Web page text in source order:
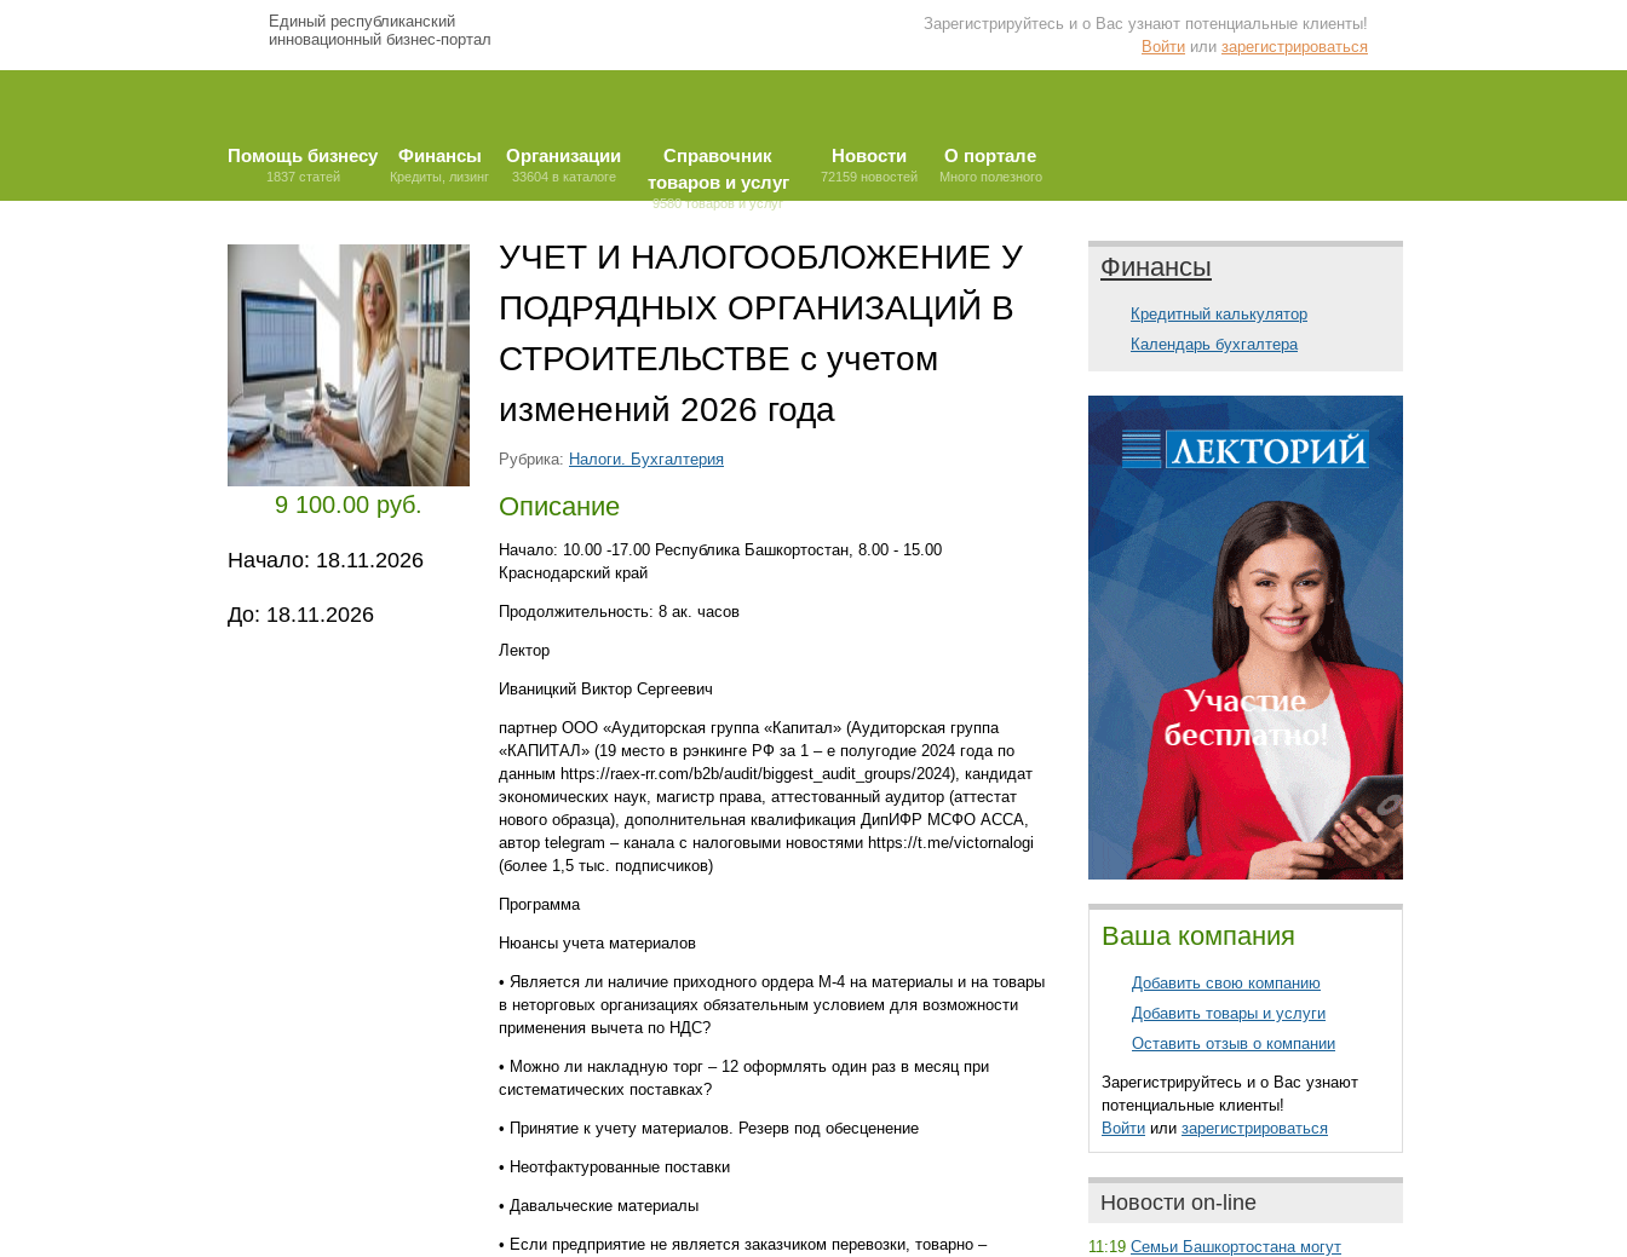
Единый республиканский
инновационный бизнес-портал
Зарегистрируйтесь и о Вас узнают потенциальные клиенты!
Войти или зарегистрироваться
Помощь бизнесу
1837 статей
Финансы
Кредиты, лизинг
Организации
33604 в каталоге
Справочник
товаров и услуг
9580 товаров и услуг
Новости
72159 новостей
О портале
Много полезного
9 100.00 руб.
Начало: 18.11.2026
До: 18.11.2026
УЧЕТ И НАЛОГООБЛОЖЕНИЕ У
ПОДРЯДНЫХ ОРГАНИЗАЦИЙ В
СТРОИТЕЛЬСТВЕ с учетом
изменений 2026 года
Рубрика: Налоги. Бухгалтерия
Описание
Начало: 10.00 -17.00 Республика Башкортостан, 8.00 - 15.00
Краснодарский край
Продолжительность: 8 ак. часов
Лектор
Иваницкий Виктор Сергеевич
партнер ООО «Аудиторская группа «Капитал» (Аудиторская группа
«КАПИТАЛ» (19 место в рэнкинге РФ за 1 – е полугодие 2024 года по
данным https://raex-rr.com/b2b/audit/biggest_audit_groups/2024), кандидат
экономических наук, магистр права, аттестованный аудитор (аттестат
нового образца), дополнительная квалификация ДипИФР МСФО АССА,
автор telegram – канала c налоговыми новостями https://t.me/victornalogi
(более 1,5 тыс. подписчиков)
Программа
Нюансы учета материалов
• Является ли наличие приходного ордера М-4 на материалы и на товары
в неторговых организациях обязательным условием для возможности
применения вычета по НДС?
• Можно ли накладную торг – 12 оформлять один раз в месяц при
систематических поставках?
• Принятие к учету материалов. Резерв под обесценение
• Неотфактурованные поставки
• Давальческие материалы
• Если предприятие не является заказчиком перевозки, товарно –
Финансы
Кредитный калькулятор
Календарь бухгалтера
Ваша компания
Добавить свою компанию
Добавить товары и услуги
Оставить отзыв о компании
Зарегистрируйтесь и о Вас узнают
потенциальные клиенты!
Войти или зарегистрироваться
Новости on-line
11:19 Семьи Башкортостана могут